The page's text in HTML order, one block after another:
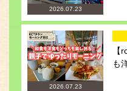
2026.07.23
2026.07.23
【
も